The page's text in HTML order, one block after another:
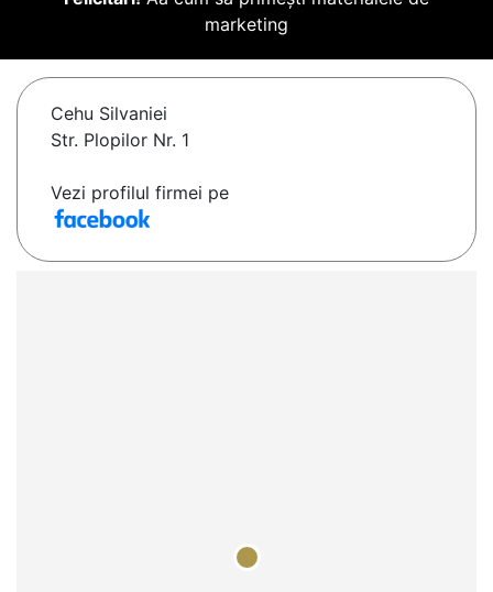
marketing
Cehu Silvaniei
Str. Plopilor Nr. 1
Vezi profilul firmei pe